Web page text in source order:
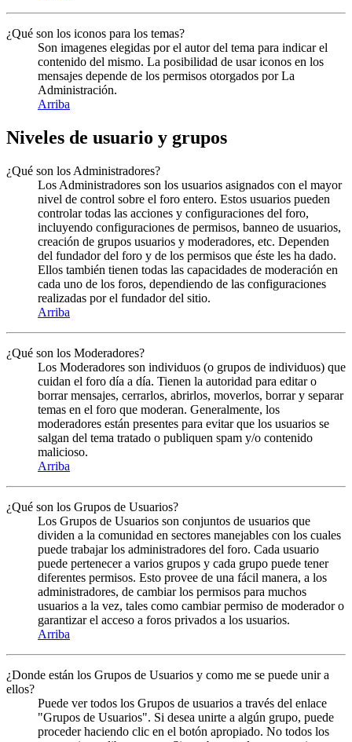
¿Qué son los iconos para los temas?
Son imagenes elegidas por el autor del tema para indicar el
contenido del mismo. La posibilidad de usar iconos en los
mensajes depende de los permisos otorgados por La
Administración.
Arriba
Niveles de usuario y grupos
¿Qué son los Administradores?
Los Administradores son los usuarios asignados con el mayor
nivel de control sobre el foro entero. Estos usuarios pueden
controlar todas las acciones y configuraciones del foro,
incluyendo configuraciones de permisos, banneo de usuarios,
creación de grupos usuarios y moderadores, etc. Dependen
del fundador del foro y de los permisos que éste les ha dado.
Ellos también tienen todas las capacidades de moderación en
cada uno de los foros, dependiendo de las configuraciones
realizadas por el fundador del sitio.
Arriba
¿Qué son los Moderadores?
Los Moderadores son individuos (o grupos de individuos) que
cuidan el foro día a día. Tienen la autoridad para editar o
borrar mensajes, cerrarlos, abrirlos, moverlos, borrar y separar
temas en el foro que moderan. Generalmente, los
moderadores están presentes para evitar que los usuarios se
salgan del tema tratado o publiquen spam y/o contenido
malicioso.
Arriba
¿Qué son los Grupos de Usuarios?
Los Grupos de Usuarios son conjuntos de usuarios que
dividen a la comunidad en sectores manejables con los cuales
puede trabajar los administradores del foro. Cada usuario
puede pertenecer a varios grupos y cada grupo puede tener
diferentes permisos. Esto provee de una fácil manera, a los
administradores, de cambiar los permisos para muchos
usuarios a la vez, tales como cambiar permiso de moderador o
garantizar el acceso a foros privados a los usuarios.
Arriba
¿Donde están los Grupos de Usuarios y como me se puede unir a
ellos?
Puede ver todos los Grupos de usuarios a través del enlace
"Grupos de Usuarios". Si desea unirte a algún grupo, puede
proceder haciendo clic en el botón apropiado. No todos los